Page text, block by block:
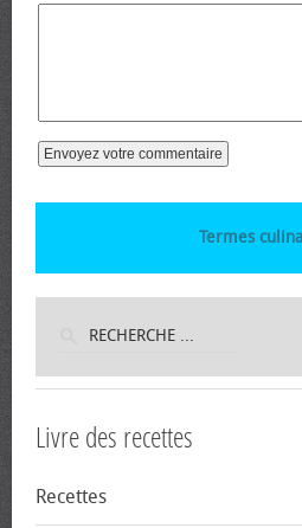
Termes
Livre des recettes
Recettes